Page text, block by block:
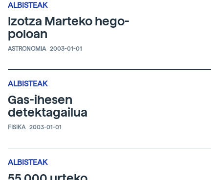
ALBISTEAK
Izotza Marteko hego-
poloan
ASTRONOMIA 2003-01-01
ALBISTEAK
Gas-ihesen
detektagailua
FISIKA 2003-01-01
ALBISTEAK